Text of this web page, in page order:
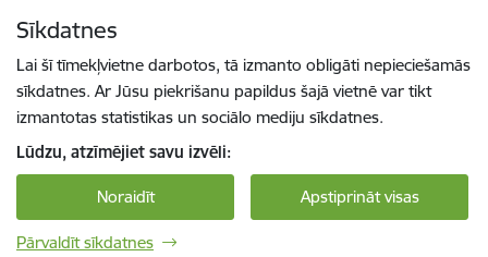
Sīkdatnes
Lai šī tīmekļvietne darbotos, tā izmanto obligāti nepieciešamās
sīkdatnes. Ar Jūsu piekrišanu papildus šajā vietnē var tikt
izmantotas statistikas un sociālo mediju sīkdatnes.
Lūdzu, atzīmējiet savu izvēli:
Noraidīt Apstiprināt visas
Pārvaldīt sīkdatnes